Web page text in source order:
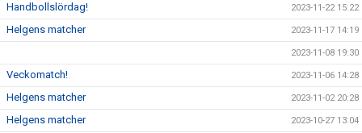
Handbollslördag! 2023-11-22 15:22
Helgens matcher 2023-11-17 14:19
2023-11-08 19:30
Veckomatch! 2023-11-06 14:28
Helgens matcher 2023-11-02 20:28
Helgens matcher 2023-10-27 13:04